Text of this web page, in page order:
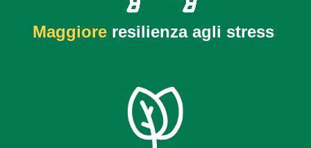
Maggiore resilienza agli stress